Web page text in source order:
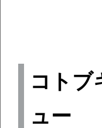
コトブ
ュー